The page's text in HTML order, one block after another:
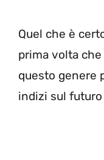
Quel che è
prima volta
questo genere
indizi sul